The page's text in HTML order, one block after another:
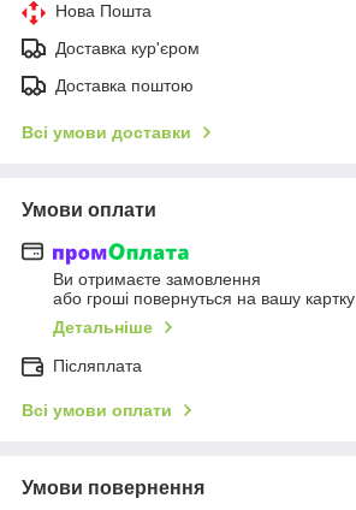
Нова Пошта
Доставка кур'єром
Доставка поштою
Всі умови доставки
Умови оплати
Ви отримаєте замовлення
або гроші повернуться на вашу картку
Детальніше
Післяплата
Всі умови оплати
Умови повернення